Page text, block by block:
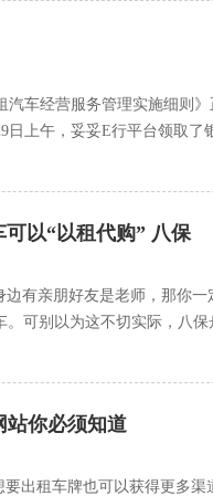
汽车经营服务管理实施细则
日上午，妥妥E行平台领取了
以“以租代购” 八保
有亲朋好友是老师，那你
可别以为这不切实际，八保
站你必须知道
出租车牌也可以获得更多渠